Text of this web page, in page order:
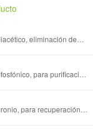
eliminación de
de las soluciones
para purificación
secundariapara recuperación